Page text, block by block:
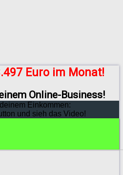
Euro im Monat!
Online-Business!
Einkommen:
und sieh das Video!